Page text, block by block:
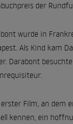
der
wurde in
Als Kind kam
Darabont
erster Film, an dem
kennen, ein